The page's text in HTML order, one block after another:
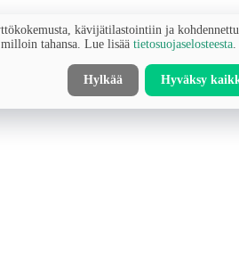
kävijätilastointiin ja
tahansa. Lue lisää tietosuojaselosteesta
Hylkää Hyväksy